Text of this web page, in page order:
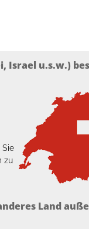
Israel u.s.w.)
Sie
zu
Land